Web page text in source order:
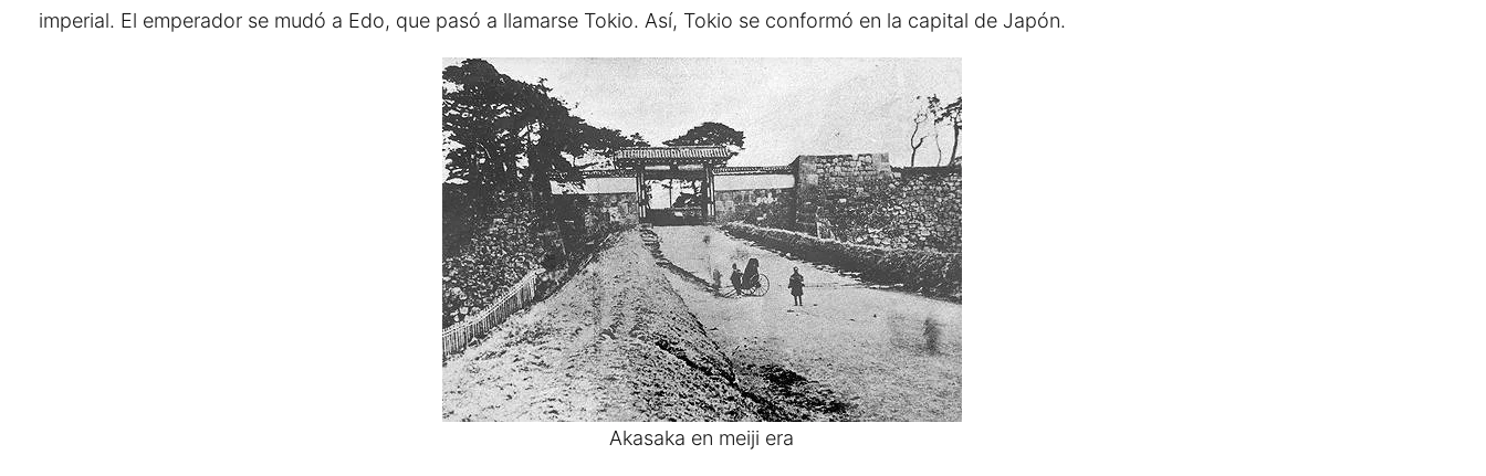
imperial. El emperador se mudó a Edo, que pasó a llamarse Tokio. Así, Tokio se conformó en la capital de Japón.
Akasaka en meiji era